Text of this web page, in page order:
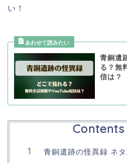
い！
青銅遺
る？無
信は？
Contents
青銅遺跡の怪異録 ネ